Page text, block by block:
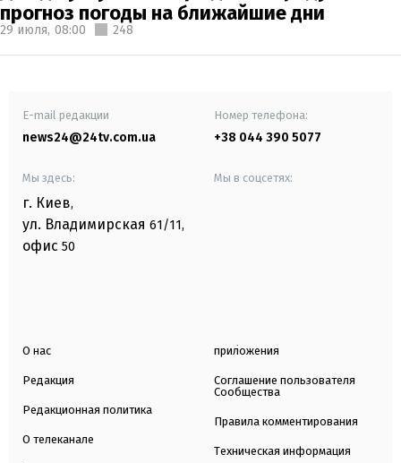
прогноз погоды на ближайшие дни
29 июля, 08:00 248
E-mail редакции
news24@24tv.com.ua
Номер телефона:
+38 044 390 5077
Мы здесь:
г. Киев,
ул. Владимирская 61/11,
офис 50
Мы в соцсетях:
О нас
Редакция
Редакционная политика
О телеканале
приложения
Соглашение пользователя
Сообщества
Правила комментирования
Техническая информация